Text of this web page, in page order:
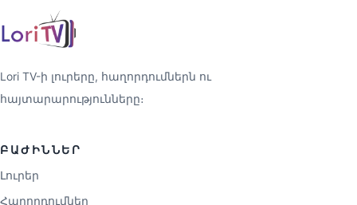
Lori TV-ի լուրերը, հաղորդումներն ու
հայտարարությունները։
ԲԱԺԻՆՆԵՐ
Լուրեր
Հաղորդումներ